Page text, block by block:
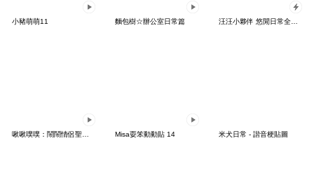
小豬萌萌11 麵包樹☆辦公室日常篇 汪汪小夥伴 悠閒日常全螢幕
Misa耍笨動動貼 14 米犬日常 - 諧音梗貼圖